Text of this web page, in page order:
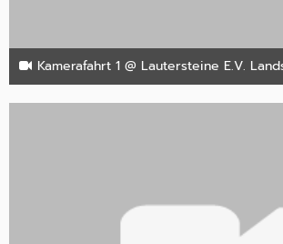
Kamerafahrt 1 @ Lautersteine E.V.
27. Oktober 2024